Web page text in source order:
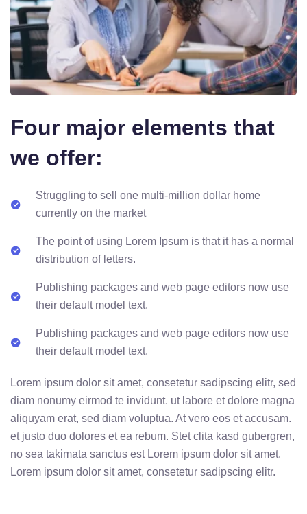
Four major elements that
we offer:
Struggling to sell one multi-million dollar home
currently on the market
The point of using Lorem Ipsum is that it has a normal
distribution of letters.
Publishing packages and web page editors now use
their default model text.
Publishing packages and web page editors now use
their default model text.
Lorem ipsum dolor sit amet, consetetur sadipscing elitr, sed
diam nonumy eirmod te invidunt. ut labore et dolore magna
aliquyam erat, sed diam voluptua. At vero eos et accusam.
et justo duo dolores et ea rebum. Stet clita kasd gubergren,
no sea takimata sanctus est Lorem ipsum dolor sit amet.
Lorem ipsum dolor sit amet, consetetur sadipscing elitr.